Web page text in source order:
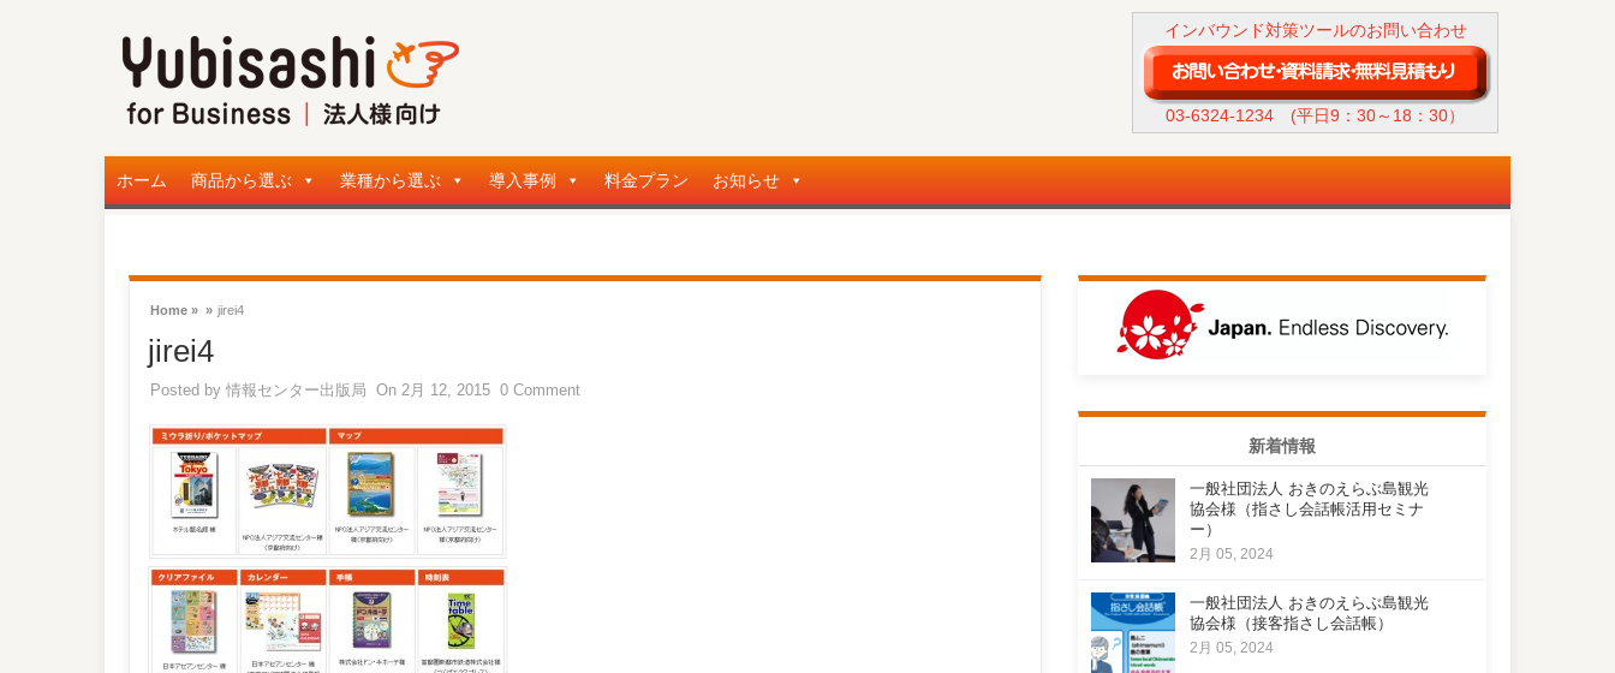
インバウンド対策ツールのお問い合わせ
03-6324-1234 (平日9：30～18：30）
ホーム 商品から選ぶ 業種から選ぶ 導入事例 料金プラン お知らせ
Home » » jirei4
jirei4
Posted by 情報センター出版局 On 2月 12, 2015 0 Comment
新着情報
一般社団法人 おきのえらぶ島観光
協会様（指さし会話帳活用セミナ
ー）
2月 05, 2024
一般社団法人 おきのえらぶ島観光
協会様（接客指さし会話帳）
2月 05, 2024